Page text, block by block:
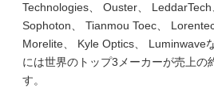
Technologies、 Ouster、 LeddarTech
Sophoton、 Tianmou Toec、
Morelite、 Kyle Optics、 Luminwave
には世界のトップ3メーカーが売上の
す。